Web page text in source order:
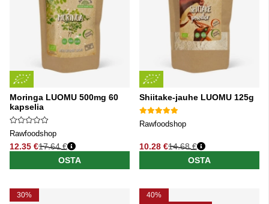
Moringa LUOMU 500mg 60
kapselia
Rawfoodshop
12.35 €
Normaali hinta
17.64 €
OSTA
Shiitake-jauhe LUOMU 125g
Rawfoodshop
10.28 €
Normaali hinta
14.68 €
OSTA
30%
40%